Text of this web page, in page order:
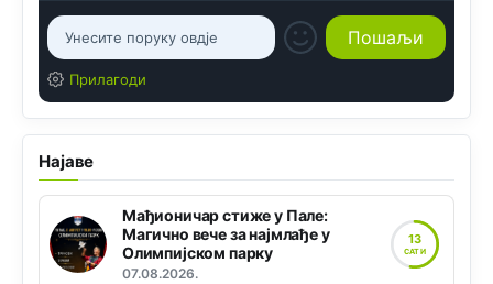
Прилагоди
Најаве
Мађионичар стиже у Пале:
Магично вече за најмлађе у
Олимпијском парку
07.08.2026.
13
САТИ